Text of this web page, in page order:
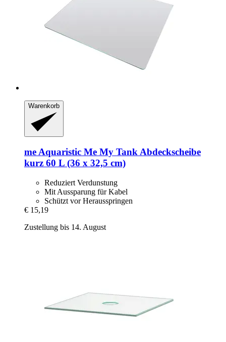
Warenkorb
me Aquaristic Me My Tank Abdeckscheibe
kurz 60 L (36 x 32,5 cm)
Reduziert Verdunstung
Mit Aussparung für Kabel
Schützt vor Herausspringen
€ 15,19
Zustellung bis 14. August